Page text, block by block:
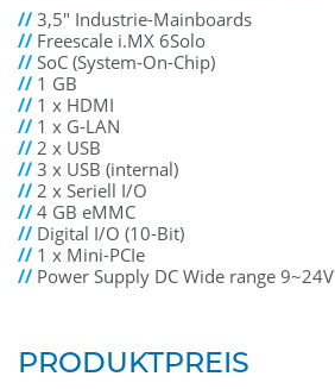
//3,5" Industrie-Mainboards
// Freescale i.MX 6Solo
//SoC (System-On-Chip)
// 1 GB
// 1 x HDMI
// 1 x G-LAN
//2 x USB
//3 x USB (internal)
//2 x Seriell I/O
//4 GB eMMC
// Digital I/O (10-Bit)
// 1 x Mini-PCIe
// Power Supply DC Wide range 9~24V
PRODUKTPREIS